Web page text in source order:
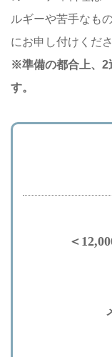
ルギーや苦手なも
にお申し付けくださ
※準備の都合上、2
す。
＜